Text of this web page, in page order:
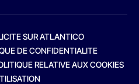
SUR ATLANTICO
DE CONFIDENTIALITE
RELATIVE AUX COOKIES